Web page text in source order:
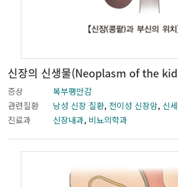
신장의 신생물(Neoplasm of the
증상
복부팽만감
관련질환
낭성 신장 질환, 전이성 신장암, 신
진료과
신장내과, 비뇨의학과